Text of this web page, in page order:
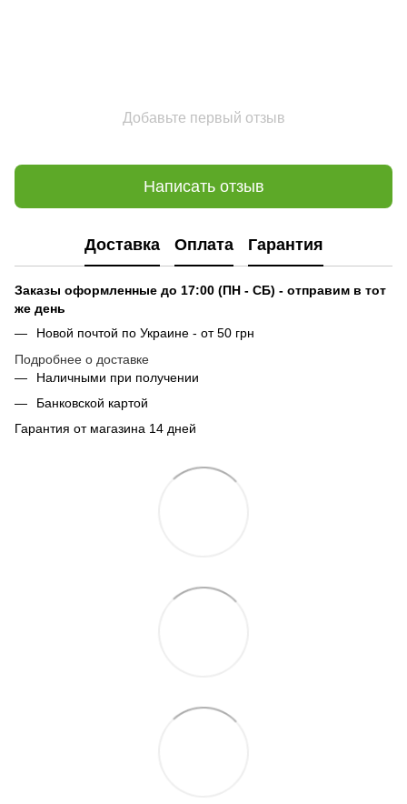
Добавьте первый отзыв
Написать отзыв
Доставка Оплата Гарантия
Заказы оформленные до 17:00 (ПН - СБ) - отправим в тот
же день
Новой почтой по Украине - от 50 грн
Подробнее о доставке
Наличными при получении
Банковской картой
Гарантия от магазина 14 дней